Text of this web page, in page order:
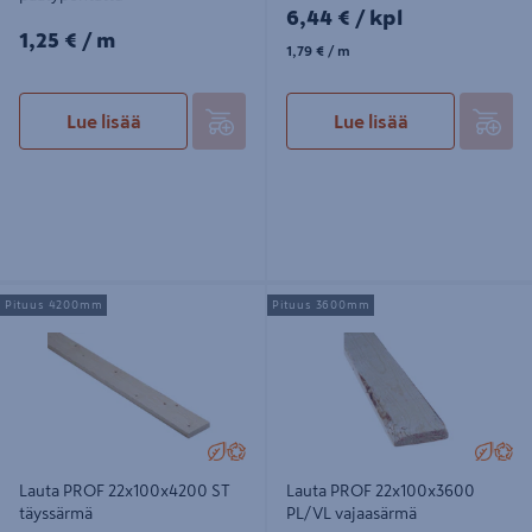
1,25€/m
1,25 € / m
Lue lisää
6,44€/kpl
6,44 € / kpl
1,79€/m
1,79 € / m
Lue lisää
Lauta PROF 22x100x4200 ST
täyssärmä
Lauta PROF 22x100x4200 ST
täyssärmä
Pituus 4200mm
Lauta PROF 22x100x3600 PL/VL
vajaasärmä
Lauta PROF 22x100x3600
PL/VL vajaasärmä
Pituus 3600mm